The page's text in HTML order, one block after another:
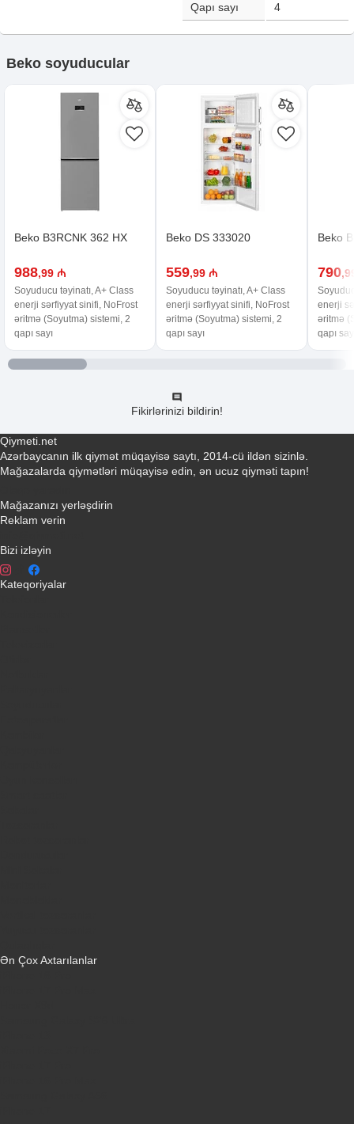
Qapı sayı 4
Beko soyuducular
Beko B3RCNK 362 HX
988,99 ₼
Soyuducu təyinatı, A+ Class
enerji sərfiyyat sinifi, NoFrost
əritmə (Soyutma) sistemi, 2
qapı sayı
Beko DS 333020
559,99 ₼
Soyuducu təyinatı, A+ Class
enerji sərfiyyat sinifi, NoFrost
əritmə (Soyutma) sistemi, 2
qapı sayı
Beko
790
enerji
əritmə
qapı
Fikirlərinizi bildirin!
Qiymeti.net
Azərbaycanın ilk qiymət müqayisə saytı, 2014-cü ildən sizinlə.
Mağazalarda qiymətləri müqayisə edin, ən ucuz qiyməti tapın!
Mağazanızı yerləşdirin
Reklam verin
Bizi izləyin
Kateqoriyalar
Ən Çox Axtarılanlar